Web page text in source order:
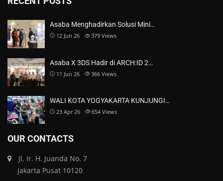
Asaba Menghadirkan Solusi Mini…
12 Jun 26 379 Views
Asaba X 3DS Hadir di ARCH:ID 2…
11 Jun 26 366 Views
WALI KOTA YOGYAKARTA KUNJUNGI…
23 Apr 26 654 Views
OUR CONTACTS
Jl. Ir. H. Juanda No. 7
Jakarta Pusat 10120